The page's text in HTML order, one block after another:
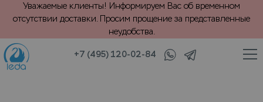
Уважаемые клиенты! Информируем Вас об временном
отсутствии доставки. Просим прощение за представленные
неудобства.
+7 (495) 120-02-84
Главная